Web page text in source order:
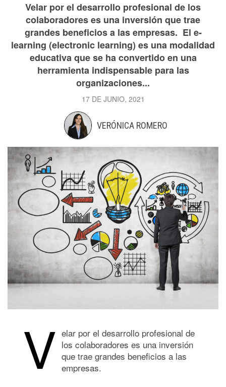
Velar por el desarrollo profesional de los
colaboradores es una inversión que trae
grandes beneficios a las empresas. El e-
learning (electronic learning) es una modalidad
educativa que se ha convertido en una
herramienta indispensable para las
organizaciones...
17 DE JUNIO, 2021
VERÓNICA ROMERO
V elar por el desarrollo profesional de
los colaboradores es una inversión
que trae grandes beneficios a las
empresas.